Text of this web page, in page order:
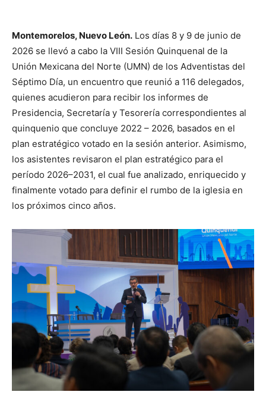
Montemorelos, Nuevo León. Los días 8 y 9 de junio de
2026 se llevó a cabo la VIII Sesión Quinquenal de la
Unión Mexicana del Norte (UMN) de los Adventistas del
Séptimo Día, un encuentro que reunió a 116 delegados,
quienes acudieron para recibir los informes de
Presidencia, Secretaría y Tesorería correspondientes al
quinquenio que concluye 2022 – 2026, basados en el
plan estratégico votado en la sesión anterior. Asimismo,
los asistentes revisaron el plan estratégico para el
período 2026–2031, el cual fue analizado, enriquecido y
finalmente votado para definir el rumbo de la iglesia en
los próximos cinco años.